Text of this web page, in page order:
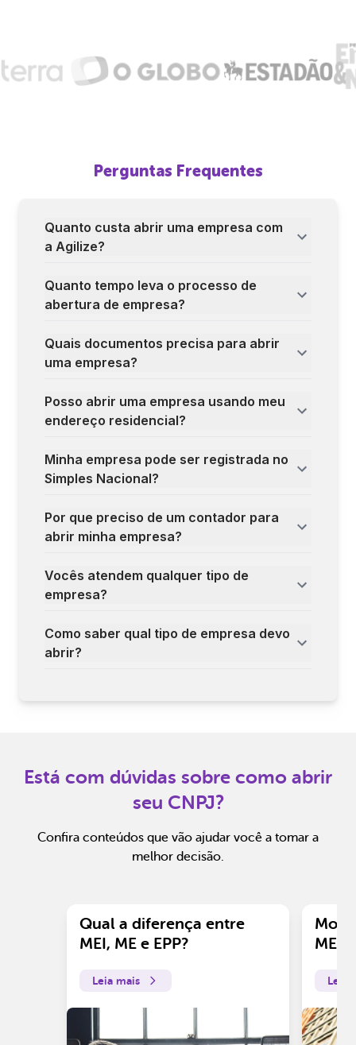
Perguntas Frequentes
Quanto custa abrir uma empresa com
a Agilize?
Quanto tempo leva o processo de
abertura de empresa?
Quais documentos precisa para abrir
uma empresa?
Posso abrir uma empresa usando meu
endereço residencial?
Minha empresa pode ser registrada no
Simples Nacional?
Por que preciso de um contador para
abrir minha empresa?
Vocês atendem qualquer tipo de
empresa?
Como saber qual tipo de empresa devo
abrir?
Está com dúvidas sobre como abrir
seu CNPJ?
Confira conteúdos que vão ajudar você a tomar a
melhor decisão.
Qual a diferença entre
MEI, ME e EPP?
Leia mais
ME?
Leia